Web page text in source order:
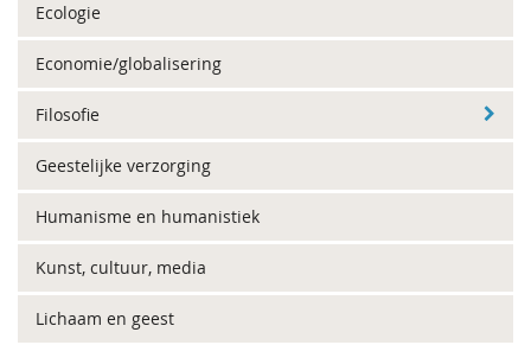
Ecologie
Economie/globalisering
Filosofie
Geestelijke verzorging
Humanisme en humanistiek
Kunst, cultuur, media
Lichaam en geest